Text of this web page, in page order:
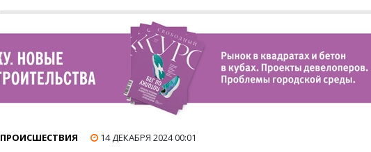
ПРОИСШЕСТВИЯ 14 ДЕКАБРЯ 202400:01